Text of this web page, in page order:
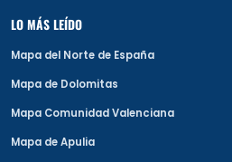
LO MÁS LEÍDO
Mapa del Norte de España
Mapa de Dolomitas
Mapa Comunidad Valenciana
Mapa de Apulia